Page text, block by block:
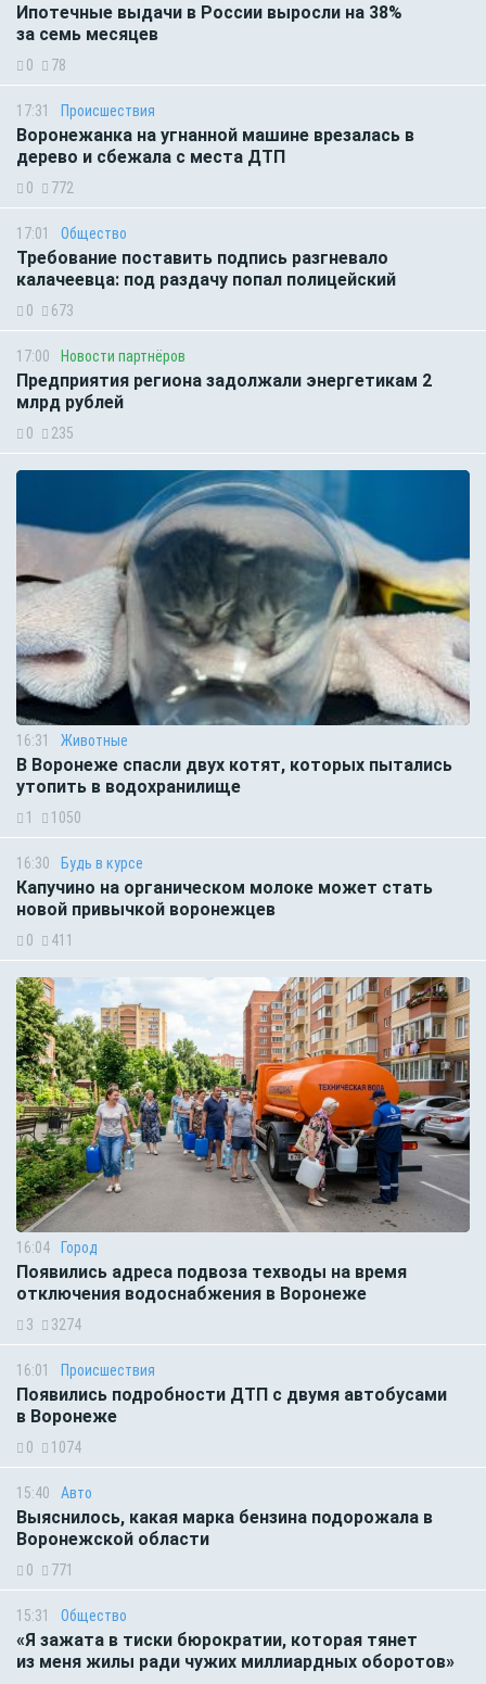
Ипотечные выдачи в России выросли на 38%
за семь месяцев
0 78
17:31 Происшествия
Воронежанка на угнанной машине врезалась в
дерево и сбежала с места ДТП
0 772
17:01 Общество
Требование поставить подпись разгневало
калачеевца: под раздачу попал полицейский
0 673
17:00 Новости партнёров
Предприятия региона задолжали энергетикам 2
млрд рублей
0 235
16:31 Животные
В Воронеже спасли двух котят, которых пытались
утопить в водохранилище
1 1050
16:30 Будь в курсе
Капучино на органическом молоке может стать
новой привычкой воронежцев
0 411
16:04 Город
Появились адреса подвоза техводы на время
отключения водоснабжения в Воронеже
3 3274
16:01 Происшествия
Появились подробности ДТП с двумя автобусами
в Воронеже
0 1074
15:40 Авто
Выяснилось, какая марка бензина подорожала в
Воронежской области
0 771
15:31 Общество
«Я зажата в тиски бюрократии, которая тянет
из меня жилы ради чужих миллиардных оборотов»